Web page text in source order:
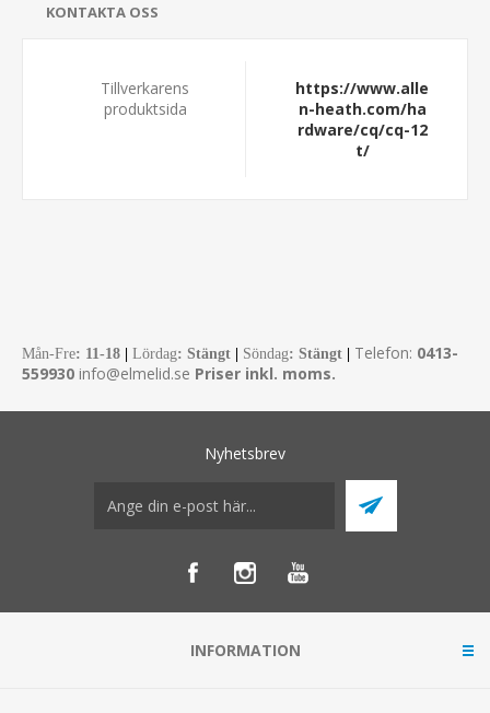
KONTAKTA OSS
Tillverkarens
produktsida
https://www.alle
n-heath.com/ha
rdware/cq/cq-12
t/
Mån-Fre: 11-18 Lördag: Stängt Söndag: Stängt Telefon: 0413-
559930 info@elmelid.se Priser inkl. moms.
Nyhetsbrev
INFORMATION